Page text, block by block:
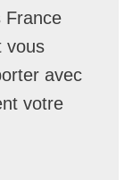
France
vous
avec
votre